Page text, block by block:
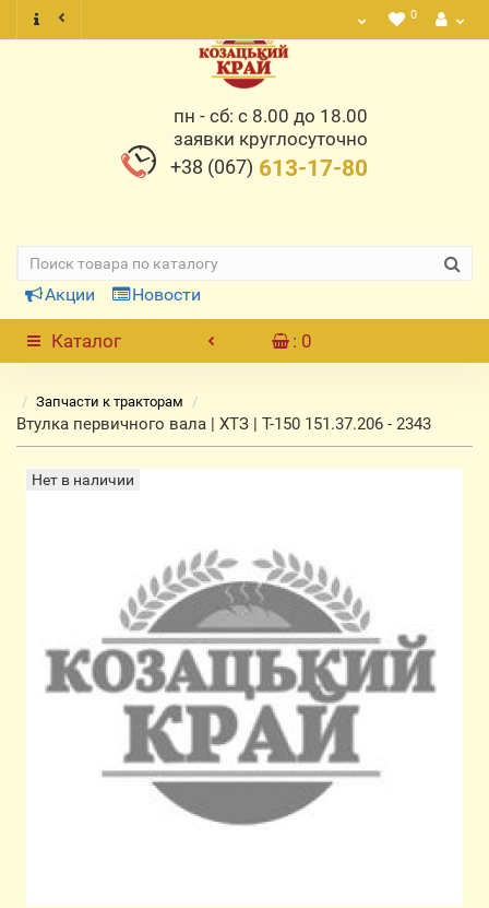
0
пн - сб: с 8.00 до 18.00
заявки круглосуточно
+38 (067) 613-17-80
Акции Новости
Каталог : 0
Запчасти к тракторам
Втулка первичного вала | ХТЗ | Т-150 151.37.206 - 2343
Нет в наличии